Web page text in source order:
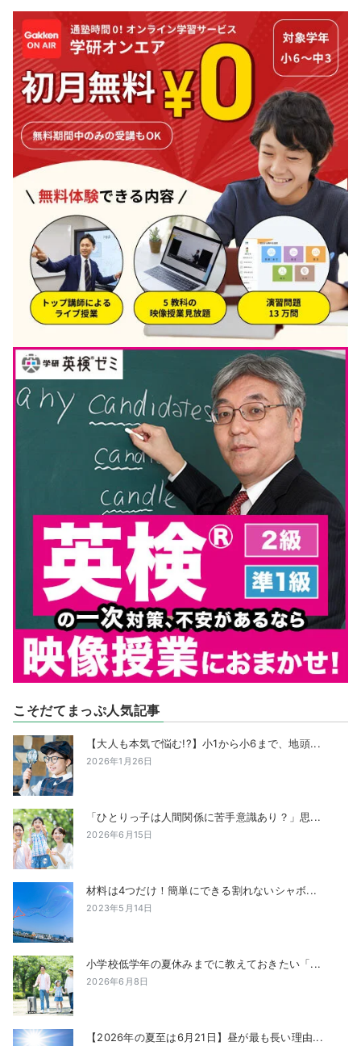
こそだてまっぷ人気記事
【大人も本気で悩む!?】小1から小6まで、地頭...
2026年1月26日
「ひとりっ子は人間関係に苦手意識あり？」思...
2026年6月15日
材料は4つだけ！簡単にできる割れないシャボ...
2023年5月14日
小学校低学年の夏休みまでに教えておきたい「...
2026年6月8日
【2026年の夏至は6月21日】昼が最も長い理由...